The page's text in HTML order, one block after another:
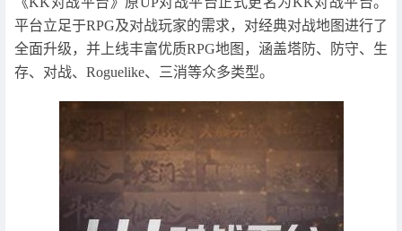
平台立足于RPG及对战玩家的需求，对经典对战地图进行了
全面升级，并上线丰富优质RPG地图，涵盖塔防、防守、生
存、对战、Roguelike、三消等众多类型。